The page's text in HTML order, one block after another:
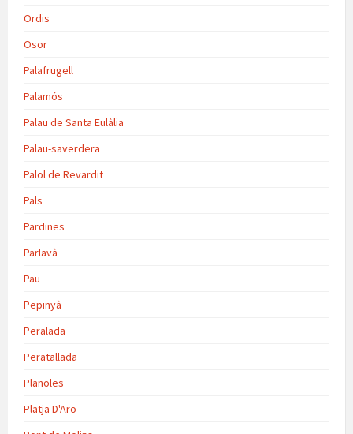
Ordis
Osor
Palafrugell
Palamós
Palau de Santa Eulàlia
Palau-saverdera
Palol de Revardit
Pals
Pardines
Parlavà
Pau
Pepinyà
Peralada
Peratallada
Planoles
Platja D'Aro